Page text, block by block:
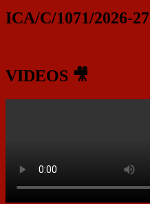
ICA/C/1071/2026-27
VIDEOS 🎥